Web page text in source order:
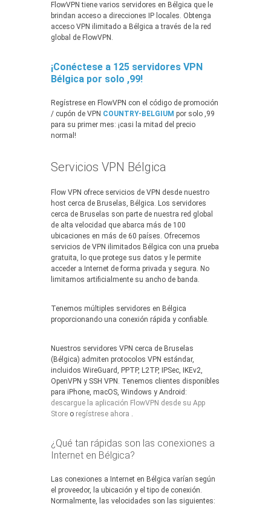
FlowVPN tiene varios servidores en Bélgica que le
brindan acceso a direcciones IP locales. Obtenga
acceso VPN ilimitado a Bélgica a través de la red
global de FlowVPN.
¡Conéctese a 125 servidores VPN
Bélgica por solo ,99!
Regístrese en FlowVPN con el código de promoción
/ cupón de VPN COUNTRY-BELGIUM por solo ,99
para su primer mes: ¡casi la mitad del precio
normal!
Servicios VPN Bélgica
Flow VPN ofrece servicios de VPN desde nuestro
host cerca de Bruselas, Bélgica. Los servidores
cerca de Bruselas son parte de nuestra red global
de alta velocidad que abarca más de 100
ubicaciones en más de 60 países. Ofrecemos
servicios de VPN ilimitados Bélgica con una prueba
gratuita, lo que protege sus datos y le permite
acceder a Internet de forma privada y segura. No
limitamos artificialmente su ancho de banda.
Tenemos múltiples servidores en Bélgica
proporcionando una conexión rápida y confiable.
Nuestros servidores VPN cerca de Bruselas
(Bélgica) admiten protocolos VPN estándar,
incluidos WireGuard, PPTP, L2TP, IPSec, IKEv2,
OpenVPN y SSH VPN. Tenemos clientes disponibles
para iPhone, macOS, Windows y Android:
descargue la aplicación FlowVPN desde su App
Store o regístrese ahora .
¿Qué tan rápidas son las conexiones a
Internet en Bélgica?
Las conexiones a Internet en Bélgica varían según
el proveedor, la ubicación y el tipo de conexión.
Normalmente, las velocidades son las siguientes: